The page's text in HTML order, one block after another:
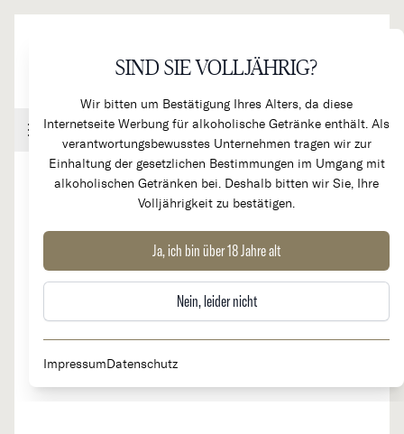
SIND SIE VOLLJÄHRIG?
Wir bitten um Bestätigung Ihres Alters, da diese
Internetseite Werbung für alkoholische Getränke enthält. Als
verantwortungsbewusstes Unternehmen tragen wir zur
Einhaltung der gesetzlichen Bestimmungen im Umgang mit
alkoholischen Getränken bei. Deshalb bitten wir Sie, Ihre
Volljährigkeit zu bestätigen.
Ja, ich bin über 18 Jahre alt
Nein, leider nicht
ImpressumDatenschutz
Handel & Gastronomie Kundenkonto Warenkorb
Ungeheuer G.C. Riesling